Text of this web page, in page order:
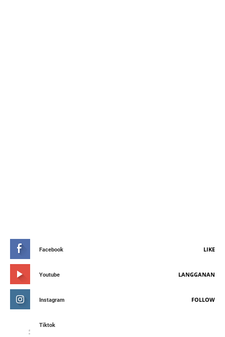
Facebook LIKE
Youtube LANGGANAN
Instagram FOLLOW
Tiktok